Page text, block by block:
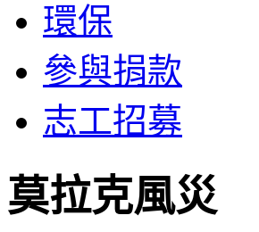
環保
參與捐款
志工招募
莫拉克風災